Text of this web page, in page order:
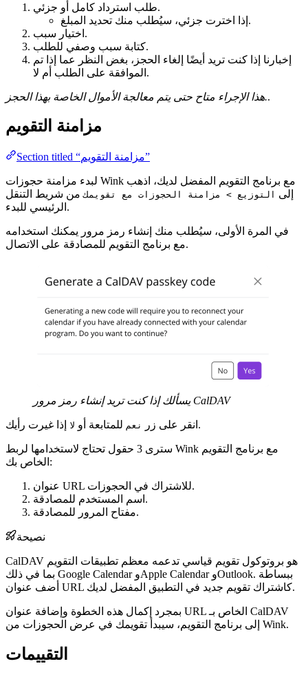
طلب استرداد كامل أو جزئي.
إذا اخترت جزئي، سيُطلب منك تحديد المبلغ.
اختيار سبب.
كتابة سبب وصفي للطلب.
إخبارنا إذا كنت تريد أيضًا إلغاء الحجز، بغض النظر عما إذا تم
الموافقة على الطلب أم لا.
هذا الإجراء متاح حتى يتم معالجة الأموال الخاصة بهذا الحجز..
مزامنة التقويم
Section titled “مزامنة التقويم”
لبدء مزامنة حجوزات Wink مع برنامج التقويم المفضل لديك، اذهب
إلى
التوزيع > مزامنة الحجوزات مع تقويمكمن شريط التنقل
الرئيسي للبدء.
في المرة الأولى، سيُطلب منك إنشاء رمز مرور يمكنك استخدامه
مع برنامج التقويم للمصادقة على الاتصال.
يسألك إذا كنت تريد إنشاء رمز مرور CalDAV
انقر على زر نعم للمتابعة أو لا إذا غيرت رأيك.
سترى 3 حقول تحتاج لاستخدامها لربط Wink مع برنامج التقويم
الخاص بك:
عنوان URL للاشتراك في الحجوزات.
اسم المستخدم للمصادقة.
مفتاح المرور للمصادقة.
نصيحة
CalDAV هو بروتوكول تقويم قياسي تدعمه معظم تطبيقات التقويم
بما في ذلك Google Calendar وApple Calendar وOutlook. ببساطة
أضف عنوان URL كاشتراك تقويم جديد في التطبيق المفضل لديك.
بمجرد إكمال هذه الخطوة وإضافة عنوان URL الخاص بـ CalDAV
إلى برنامج التقويم، سيبدأ تقويمك في عرض الحجوزات من Wink.
التقييمات